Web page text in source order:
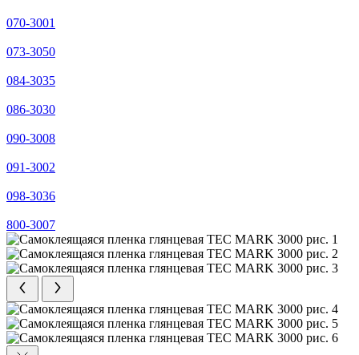
070-3001
073-3050
084-3035
086-3030
090-3008
091-3002
098-3036
800-3007